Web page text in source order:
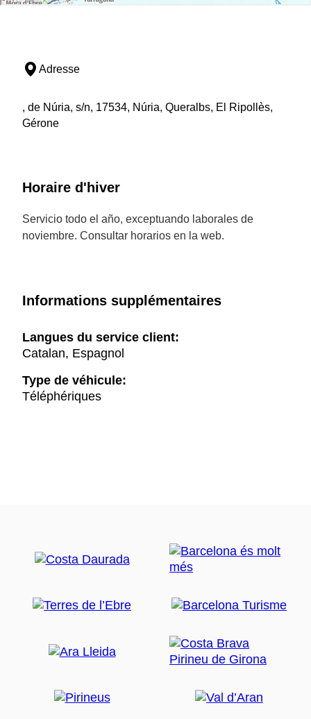
Adresse
, de Núria, s/n, 17534, Núria, Queralbs, El Ripollès,
Gérone
Horaire d'hiver
Servicio todo el año, exceptuando laborales de
noviembre. Consultar horarios en la web.
Informations supplémentaires
Langues du service client:
Catalan, Espagnol
Type de véhicule:
Téléphériques